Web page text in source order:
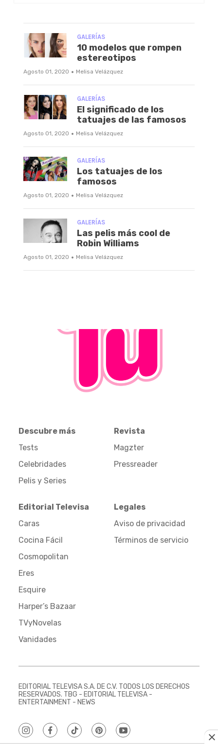
GALERÍAS
10 modelos que rompen
estereotipos
Agosto 01, 2020 · Melisa Velázquez
GALERÍAS
El significado de los
tatuajes de las famosos
Agosto 01, 2020 · Melisa Velázquez
GALERÍAS
Los tatuajes de los
famosos
Agosto 01, 2020 · Melisa Velázquez
GALERÍAS
Las pelis más cool de
Robin Williams
Agosto 01, 2020 · Melisa Velázquez
Descubre más
Tests
Celebridades
Pelis y Series
Revista
Magzter
Pressreader
Editorial Televisa
Caras
Cocina Fácil
Cosmopolitan
Eres
Esquire
Harper’s Bazaar
TVyNovelas
Vanidades
Legales
Aviso de privacidad
Términos de servicio
EDITORIAL TELEVISA S.A. DE C.V. TODOS LOS DERECHOS
RESERVADOS. TBG - EDITORIAL TELEVISA -
ENTERTAINMENT - NEWS
instagramfacebooktiktokpinterestyoutube